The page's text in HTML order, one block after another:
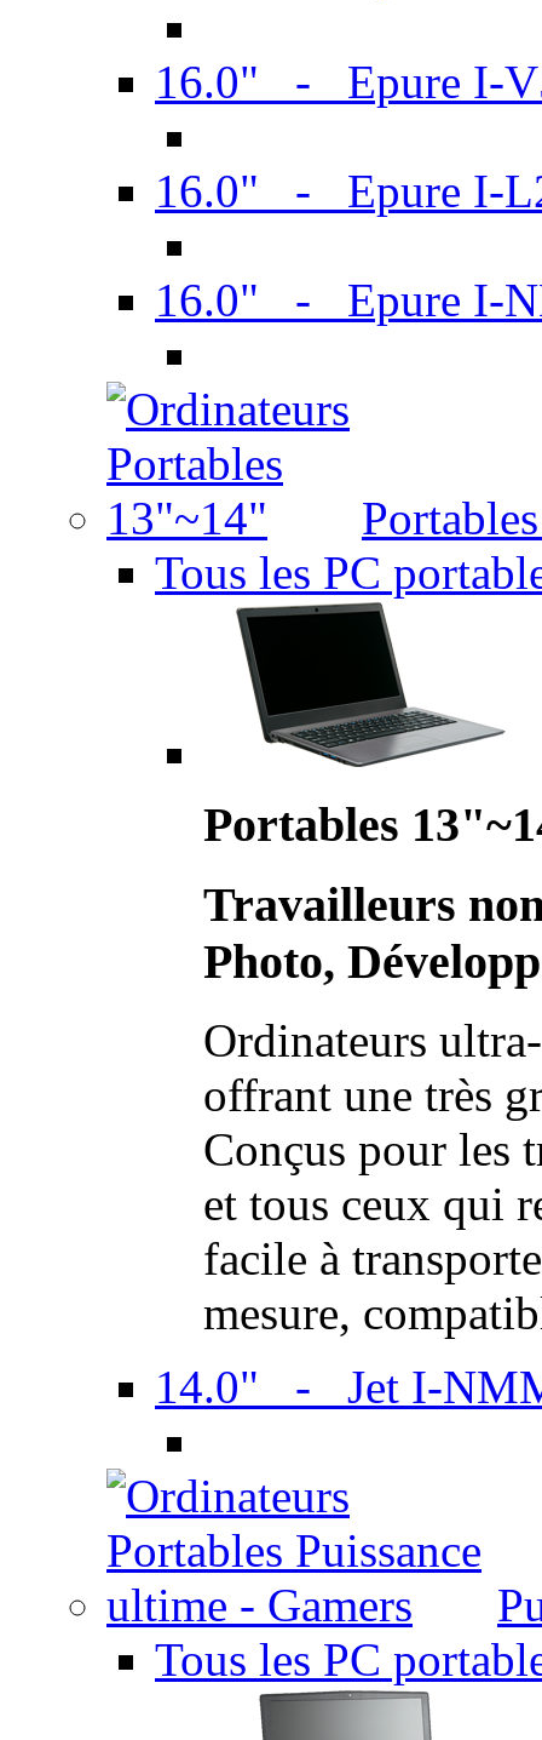
16.0" - Epure I-
16.0" - Epure I-
16.0" - Epure I-
Tous les PC
Portables
Travailleurs
Photo,
Ordinateurs
offrant une très
Conçus pour les
et tous ceux qui
facile à
mesure,
14.0" - Jet I-
Tous les PC